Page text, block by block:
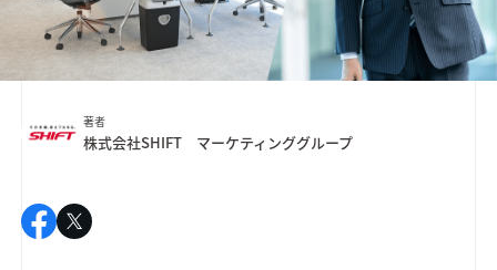
著者
株式会社SHIFT マーケティンググループ